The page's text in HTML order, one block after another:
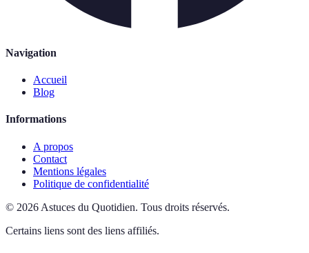
Navigation
Accueil
Blog
Informations
A propos
Contact
Mentions légales
Politique de confidentialité
© 2026 Astuces du Quotidien. Tous droits réservés.
Certains liens sont des liens affiliés.